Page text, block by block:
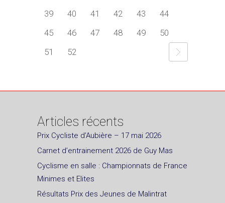
39
40 41 42 43
44
45
46 47 48 49
50
51
52
Articles récents
Prix Cycliste d’Aubière – 17 mai 2026
Carnet d’entrainement 2026 de Guy Mas
Cyclisme en salle : Championnats de France
Minimes et Elites
Résultats Prix des Jeunes de Malintrat